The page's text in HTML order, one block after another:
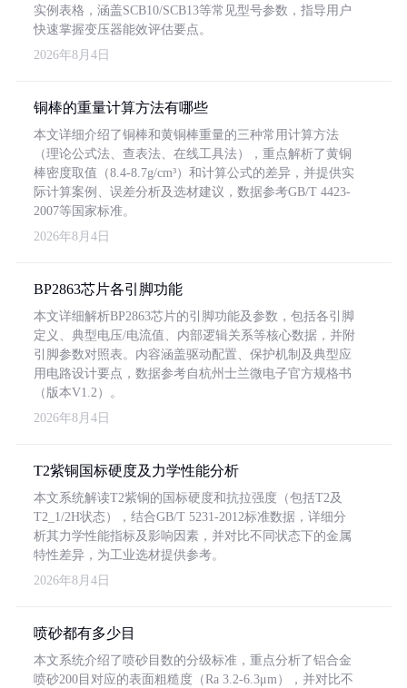
实例表格，涵盖SCB10/SCB13等常见型号参数，指导用户
快速掌握变压器能效评估要点。
2026年8月4日
铜棒的重量计算方法有哪些
本文详细介绍了铜棒和黄铜棒重量的三种常用计算方法
（理论公式法、查表法、在线工具法），重点解析了黄铜
棒密度取值（8.4-8.7g/cm³）和计算公式的差异，并提供实
际计算案例、误差分析及选材建议，数据参考GB/T 4423-
2007等国家标准。
2026年8月4日
BP2863芯片各引脚功能
本文详细解析BP2863芯片的引脚功能及参数，包括各引脚
定义、典型电压/电流值、内部逻辑关系等核心数据，并附
引脚参数对照表。内容涵盖驱动配置、保护机制及典型应
用电路设计要点，数据参考自杭州士兰微电子官方规格书
（版本V1.2）。
2026年8月4日
T2紫铜国标硬度及力学性能分析
本文系统解读T2紫铜的国标硬度和抗拉强度（包括T2及
T2_1/2H状态），结合GB/T 5231-2012标准数据，详细分
析其力学性能指标及影响因素，并对比不同状态下的金属
特性差异，为工业选材提供参考。
2026年8月4日
喷砂都有多少目
本文系统介绍了喷砂目数的分级标准，重点分析了铝合金
喷砂200目对应的表面粗糙度（Ra 3.2-6.3μm），并对比不